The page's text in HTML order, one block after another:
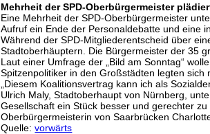
Mehrheit der SPD-Oberbürgermeister
Eine Mehrheit der SPD-Oberbürgermeister
Aufruf ein Ende der Personaldebatte und eine
Während der SPD-Mitgliederentscheid über
Stadtoberhäuptern. Die Bürgermeister der 35
Laut einer Umfrage der „Bild am Sonntag“
Spitzenpolitiker in den Großstädten legten
„Diesem Koalitionsvertrag kann ich als
Ulrich Maly, Stadtoberhaupt von Nürnberg,
Gesellschaft ein Stück besser und gerechter
Oberbürgermeisterin von Saarbrücken
Quelle:vorwärts